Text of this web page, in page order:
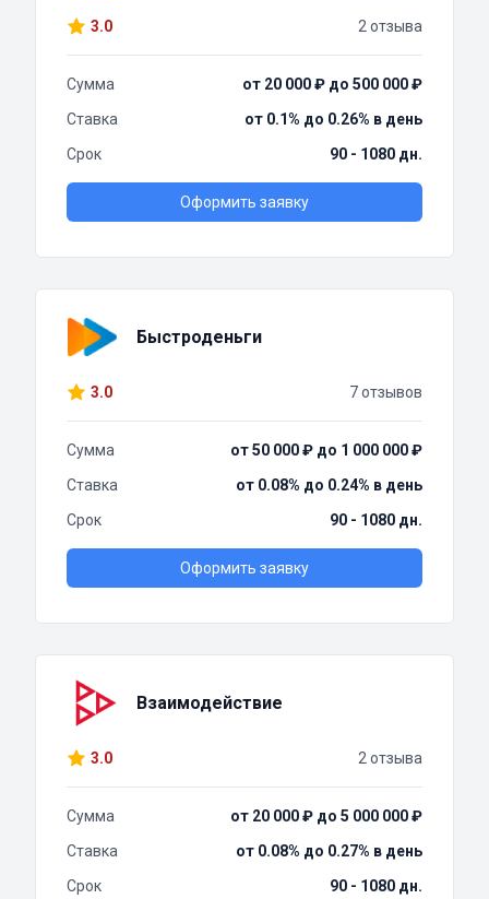
3.0 2 отзыва
Сумма
от 20 000 ₽ до 500 000 ₽
Ставка
от 0.1% до 0.26% в день
Срок
90 - 1080 дн.
Оформить заявку
Быстроденьги
3.0 7 отзывов
Сумма
от 50 000 ₽ до 1 000 000 ₽
Ставка
от 0.08% до 0.24% в день
Срок
90 - 1080 дн.
Оформить заявку
Взаимодействие
3.0 2 отзыва
Сумма
от 20 000 ₽ до 5 000 000 ₽
Ставка
от 0.08% до 0.27% в день
Срок
90 - 1080 дн.